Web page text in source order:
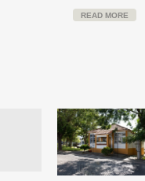
50% da população.
agindo como o
READ MORE